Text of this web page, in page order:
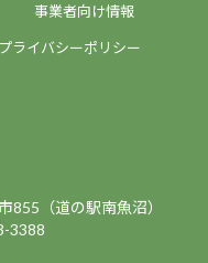
事業者向け情報
プライバシーポリシー
855（道の駅南魚沼）
3388